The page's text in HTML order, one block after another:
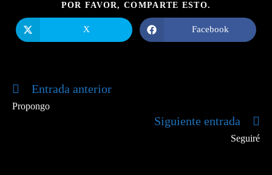
POR FAVOR, COMPARTE ESTO.
CONTENIDO
abre
X
Se
abre
Facebook
Leer
artículos
Entrada anterior
Propongo
Siguiente entrada
Seguiré